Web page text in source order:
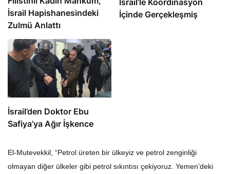
İsrail Hapishanesindeki
Zulmü Anlattı
İsrail’le Koordinasyon
İçinde Gerçekleşmiş
İsrail’den Doktor Ebu
Safiya’ya Ağır İşkence
El-Mutevekkil, “Petrol üreten bir ülkeyiz ve petrol zenginliği
olmayan diğer ülkeler gibi petrol sıkıntısı çekiyoruz. Yemen’deki